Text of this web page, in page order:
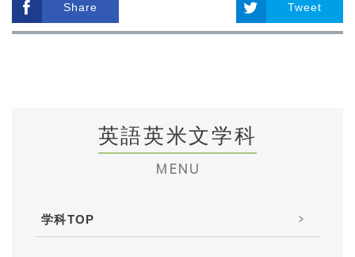
Share Tweet
英語英米文学科
MENU
学科TOP